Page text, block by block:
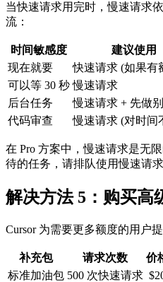
当快速请求用完时，慢速请求
流：
时间敏感度
建议使用
现在就要
快速请求 (如果有
可以等 30 秒 慢速请求
后台任务
慢速请求 + 先做
代码审查
慢速请求 (对时间
在 Pro 方案中，慢速请求是无
待的任务，请排队使用慢速请求
解决方法 5：购买高
Cursor 为需要更多额度的用户
补充包 请求次数
价
标准加油包 500 次快速请求